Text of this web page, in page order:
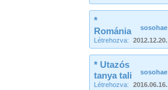
sosohae
*
Románia
Létrehozva: 2012.12.20.
sosohae
* Utazós
tanya tali
Létrehozva: 2016.06.16.